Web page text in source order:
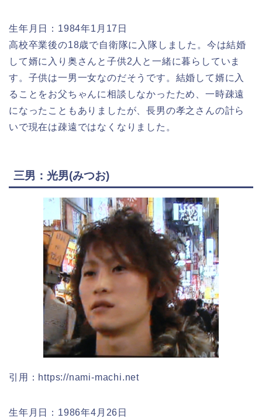
生年月日：1984年1月17日
高校卒業後の18歳で自衛隊に入隊しました。今は結婚
して婿に入り奥さんと子供2人と一緒に暮らしていま
す。子供は一男一女なのだそうです。結婚して婿に入
ることをお父ちゃんに相談しなかったため、一時疎遠
になったこともありましたが、長男の孝之さんの計ら
いで現在は疎遠ではなくなりました。
三男：光男(みつお)
引用：https://nami-machi.net
生年月日：1986年4月26日